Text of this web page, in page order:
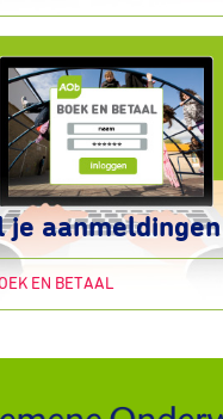
je aanmeldingen
EN BETAAL